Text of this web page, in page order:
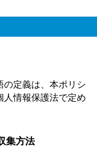
定義は、本ポリシ
情報保護法で定め
集方法